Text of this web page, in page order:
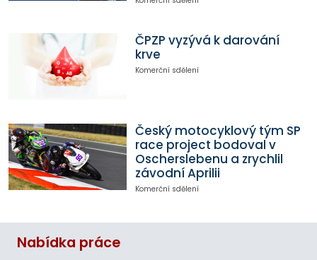
ČPZP vyzývá k darování
krve
Komerční sdělení
Český motocyklový tým SP
race project bodoval v
Oscherslebenu a zrychlil
závodní Aprilii
Komerční sdělení
Nabídka práce